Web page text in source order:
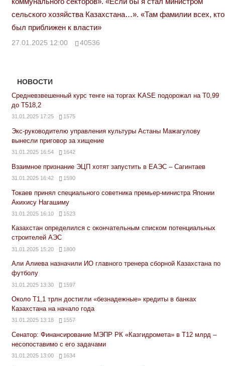
сельского хозяйства Казахстана…». «Там фамилии всех, кто
был приближен к власти»
27.01.2025 12:00 40536
НОВОСТИ
Средневзвешенный курс тенге на торгах KASE подорожал на Т0,99
до Т518,2
31.01.2025 17:25 1575
Экс-руководителю управления культуры Астаны Мажагулову
вынесли приговор за хищение
31.01.2025 16:54 1642
Взаимное признание ЭЦП хотят запустить в ЕАЭС – Сагинтаев
31.01.2025 16:42 1590
Токаев принял специального советника премьер-министра Японии
Акихису Нагашиму
31.01.2025 16:10 1523
Казахстан определился с окончательным списком потенциальных
строителей АЭС
31.01.2025 15:20 1800
Али Алиева назначили ИО главного тренера сборной Казахстана по
футболу
31.01.2025 13:30 1597
Около Т1,1 трлн достигли «безнадежные» кредиты в банках
Казахстана на начало года
31.01.2025 13:18 1557
Сенатор: Финансирование МЭПР РК «Казгидромета» в Т12 млрд –
несопоставимо с его задачами
31.01.2025 13:00 1634